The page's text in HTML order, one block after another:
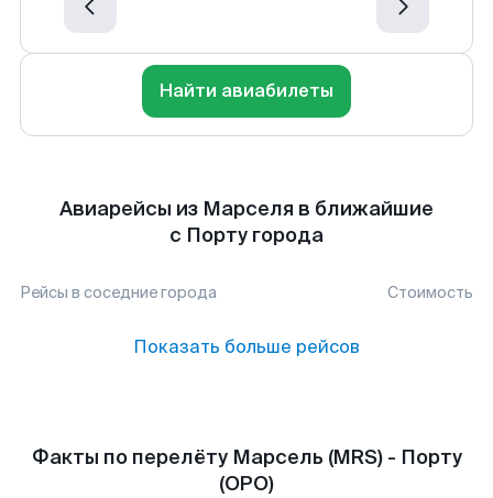
Найти авиабилеты
Авиарейсы из Марселя в ближайшие
с Порту города
Рейсы в соседние города Стоимость
Показать больше рейсов
Факты по перелёту Марсель (MRS) - Порту
(OPO)